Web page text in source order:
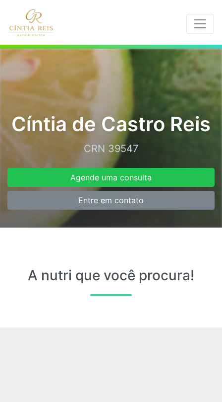
Cíntia de Castro Reis
CRN 39547
Agende uma consulta
Entre em contato
A nutri que você procura!